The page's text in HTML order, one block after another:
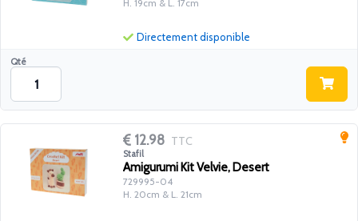
H. 19cm & L. 17cm
Qté
Directement disponible
12.98 TTC
Stafil
Amigurumi Kit Velvie, Desert
729995-04
H. 20cm & L. 21cm